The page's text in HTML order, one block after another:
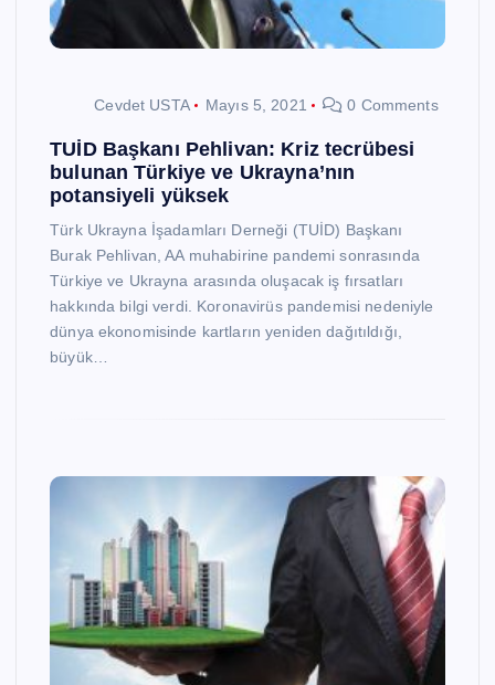
Cevdet USTA Mayıs 5, 2021 0 Comments
TUİD Başkanı Pehlivan: Kriz tecrübesi
bulunan Türkiye ve Ukrayna’nın
potansiyeli yüksek
Türk Ukrayna İşadamları Derneği (TUİD) Başkanı
Burak Pehlivan, AA muhabirine pandemi sonrasında
Türkiye ve Ukrayna arasında oluşacak iş fırsatları
hakkında bilgi verdi. Koronavirüs pandemisi nedeniyle
dünya ekonomisinde kartların yeniden dağıtıldığı,
büyük…